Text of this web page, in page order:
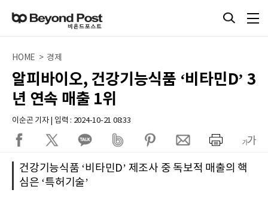
HOME > 경제
알피바이오, 건강기능식품 ‘비타민D’ 3
년 연속 매출 1위
이순곤 기자 | 입력 : 2024-10-21 08:33
건강기능식품 ‘비타민D’ 제조사 중 독보적 매출의 핵
심은 ‘특허기술’